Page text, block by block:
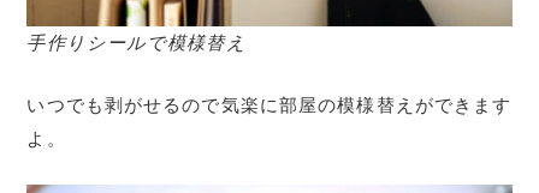
手作りシールで模様替え
いつでも剥がせるので気楽に部屋の模様替えができます
よ。